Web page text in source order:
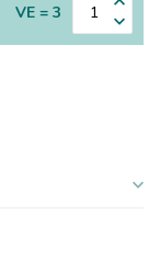
VE = 3